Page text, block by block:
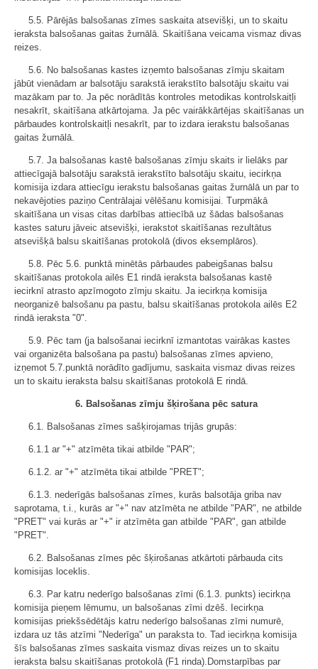
5.5. Pārējās balsošanas zīmes saskaita atsevišķi, un to skaitu
ieraksta balsošanas gaitas žurnālā. Skaitīšana veicama vismaz divas
reizes.
5.6. No balsošanas kastes izņemto balsošanas zīmju skaitam
jābūt vienādam ar balsotāju sarakstā ierakstīto balsotāju skaitu vai
mazākam par to. Ja pēc norādītās kontroles metodikas kontrolskaitļi
nesakrīt, skaitīšana atkārtojama. Ja pēc vairākkārtējas skaitīšanas un
pārbaudes kontrolskaitļi nesakrīt, par to izdara ierakstu balsošanas
gaitas žurnālā.
5.7. Ja balsošanas kastē balsošanas zīmju skaits ir lielāks par
attiecīgajā balsotāju sarakstā ierakstīto balsotāju skaitu, iecirkņa
komisija izdara attiecīgu ierakstu balsošanas gaitas žurnālā un par to
nekavējoties paziņo Centrālajai vēlēšanu komisijai. Turpmākā
skaitīšana un visas citas darbības attiecībā uz šādas balsošanas
kastes saturu jāveic atsevišķi, ierakstot skaitīšanas rezultātus
atsevišķā balsu skaitīšanas protokolā (divos eksemplāros).
5.8. Pēc 5.6. punktā minētās pārbaudes pabeigšanas balsu
skaitīšanas protokola ailēs E1 rindā ieraksta balsošanas kastē
iecirknī atrasto apzīmogoto zīmju skaitu. Ja iecirkņa komisija
neorganizē balsošanu pa pastu, balsu skaitīšanas protokola ailēs E2
rindā ieraksta "0".
5.9. Pēc tam (ja balsošanai iecirknī izmantotas vairākas kastes
vai organizēta balsošana pa pastu) balsošanas zīmes apvieno,
izņemot 5.7.punktā norādīto gadījumu, saskaita vismaz divas reizes
un to skaitu ieraksta balsu skaitīšanas protokolā E rindā.
6. Balsošanas zīmju šķirošana pēc satura
6.1. Balsošanas zīmes sašķirojamas trijās grupās:
6.1.1 ar "+" atzīmēta tikai atbilde "PAR";
6.1.2. ar "+" atzīmēta tikai atbilde "PRET";
6.1.3. nederīgās balsošanas zīmes, kurās balsotāja griba nav
saprotama, t.i., kurās ar "+" nav atzīmēta ne atbilde "PAR", ne atbilde
"PRET" vai kurās ar "+" ir atzīmēta gan atbilde "PAR", gan atbilde
"PRET".
6.2. Balsošanas zīmes pēc šķirošanas atkārtoti pārbauda cits
komisijas loceklis.
6.3. Par katru nederīgo balsošanas zīmi (6.1.3. punkts) iecirkņa
komisija pieņem lēmumu, un balsošanas zīmi dzēš. Iecirkņa
komisijas priekšsēdētājs katru nederīgo balsošanas zīmi numurē,
izdara uz tās atzīmi "Nederīga" un paraksta to. Tad iecirkņa komisija
šīs balsošanas zīmes saskaita vismaz divas reizes un to skaitu
ieraksta balsu skaitīšanas protokolā (F1 rinda).Domstarpības par